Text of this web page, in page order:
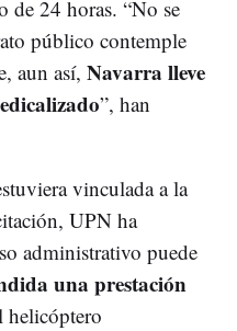
de 24 horas. “No se
público contemple
aun así, Navarra lleve
”, han
vinculada a la
UPN ha
administrativo puede
una prestación
helicóptero